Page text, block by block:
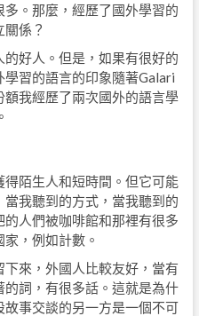
。那麼，經歷了國外學習的
係？
好人。但是，如果有很好的
習的語言的印象隨著Galari
我經歷了兩次國外的語言學
陌生人和短時間。但它可能
我聽到的方式，當我聽到的
人們被咖啡館和那裡有很多
，例如計數。
來，外國人比較友好，當有
詞，有很多話。這就是為什
事交談的另一方是一個不可